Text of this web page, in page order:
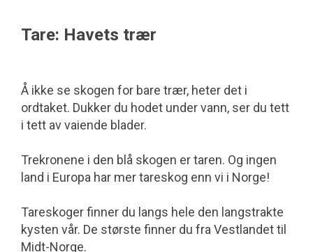
Tare: Havets trær
Å ikke se skogen for bare trær, heter det i
ordtaket. Dukker du hodet under vann, ser du tett
i tett av vaiende blader.
Trekronene i den blå skogen er taren. Og ingen
land i Europa har mer tareskog enn vi i Norge!
Tareskoger finner du langs hele den langstrakte
kysten vår. De største finner du fra Vestlandet til
Midt-Norge.